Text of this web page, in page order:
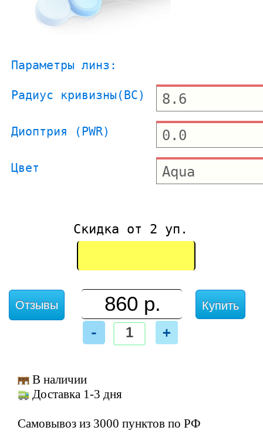
Параметры линз:
Радиус кривизны(BC)
Диоптрия (PWR)
Цвет
Скидка от 2 уп.
Отзывы
- +
Купить
В наличии
Доставка 1-3 дня
Самовывоз из 3000 пунктов по РФ